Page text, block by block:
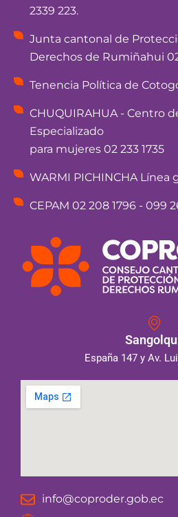
2339 223.
Junta cantonal de
Derechos de Rumiñahui
Tenencia Política de
CHUQUIRAHUA - Centro
Especializado
para mujeres 02 233 1735
WARMI PICHINCHA Línea
CEPAM 02 208 1796 - 099
España 147 y Av.
info@coproder.gob.ec